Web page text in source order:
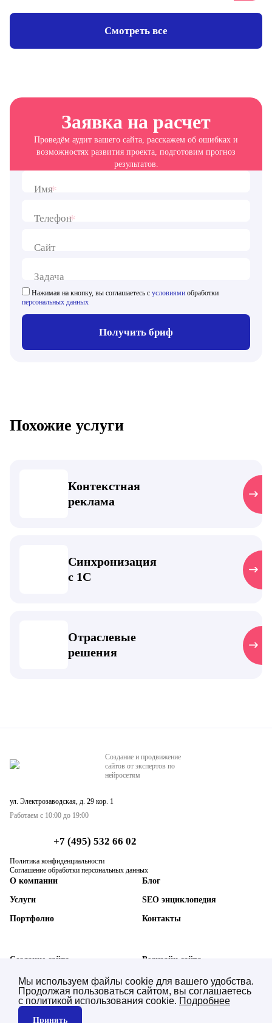
Смотреть все
Заявка на расчет
Проведём аудит вашего сайта, расскажем об ошибках и
возможностях развития проекта, подготовим прогноз
результатов.
Имя*
Телефон*
Сайт
Задача
Нажимая на кнопку, вы соглашаетесь с условиями обработки
персональных данных
Получить бриф
Похожие услуги
Контекстная
реклама
Синхронизация
с 1С
Отраслевые
решения
Создание и продвижение
сайтов от экспертов по
нейросетям
ул. Электрозаводская, д. 29 кор. 1
Работаем с 10:00 до 19:00
+7 (495) 532 66 02
Политика конфиденциальности
Соглашение обработки персональных данных
О компании
Услуги
Портфолио
Блог
SEO энциклопедия
Контакты
Создание сайта
SEO-продвижение сайта
AI SEO нейросетей (GEO)
Контекстная реклама
Редизайн сайта
Техническая поддержка
Синхронизация с 1С
Мы используем файлы cookie для вашего удобства.
Продолжая пользоваться сайтом, вы соглашаетесь
с политикой использования cookie. Подробнее
Принять